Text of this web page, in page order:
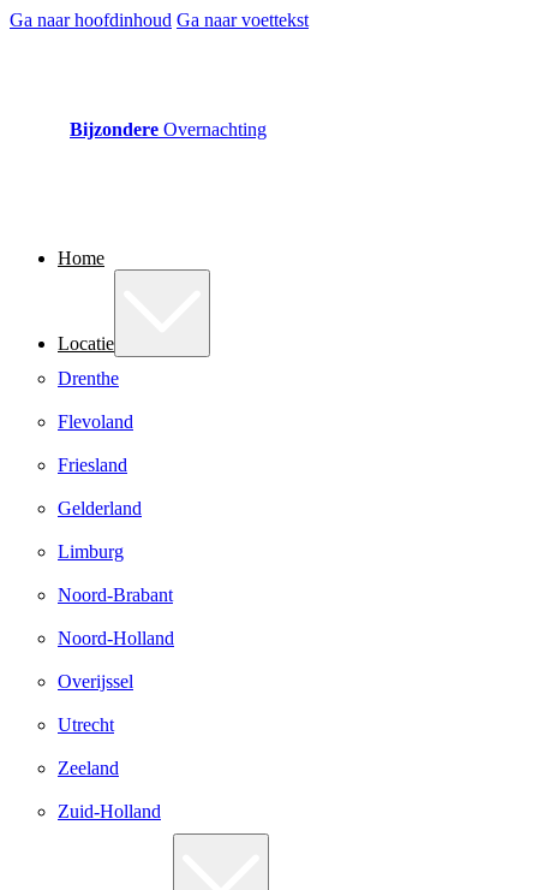
Ga naar hoofdinhoud Ga naar voettekst
Bijzondere Overnachting
Home
Locatie
Drenthe
Flevoland
Friesland
Gelderland
Limburg
Noord-Brabant
Noord-Holland
Overijssel
Utrecht
Zeeland
Zuid-Holland